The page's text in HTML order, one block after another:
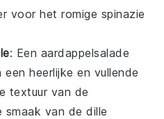
voor het romige spinazie
: Een aardappelsalade
een heerlijke en vullende
textuur van de
smaak van dedille